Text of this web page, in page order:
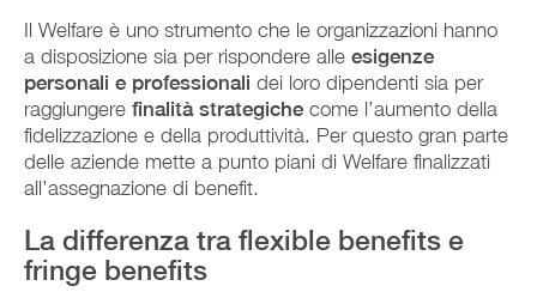
Il Welfare è uno strumento che le organizzazioni hanno
a disposizione sia per rispondere alle esigenze
personali e professionali dei loro dipendenti sia per
raggiungere finalità strategiche come l’aumento della
fidelizzazione e della produttività. Per questo gran parte
delle aziende mette a punto piani di Welfare finalizzati
all’assegnazione di benefit.
La differenza tra flexible benefits e
fringe benefits